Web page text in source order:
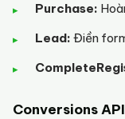
Purchase:
Lead: Điền
Conversions